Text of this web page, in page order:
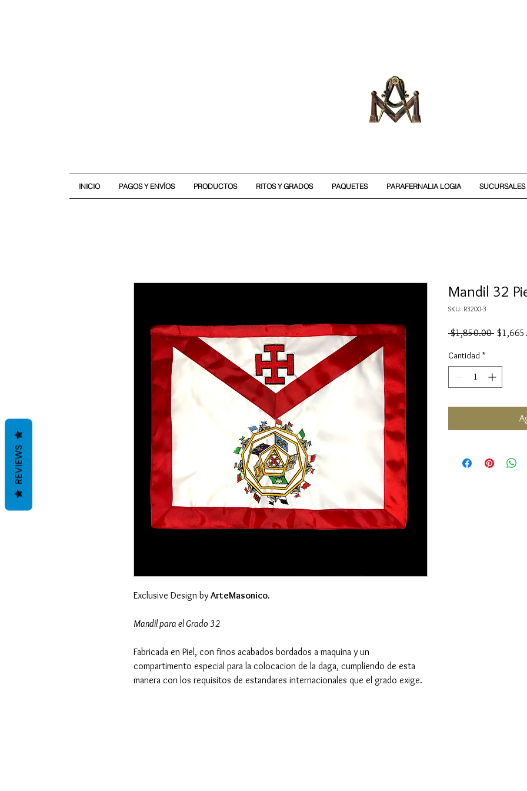
INICIO PAGOS Y ENVÍOS PRODUCTOS RITOS Y GRADOS PAQUETES PARAFERNALIA LOGIA SUCURSALES
Exclusive Design by ArteMasonico.
Mandil para el Grado 32
Fabricada en Piel, con finos acabados bordados a maquina y un
compartimento especial para la colocacion de la daga, cumpliendo de esta
manera con los requisitos de estandares internacionales que el grado exige.
Mandil 32
SKU: R3200-3
$1,850.00 Precio
Cantidad *
REVIEWS